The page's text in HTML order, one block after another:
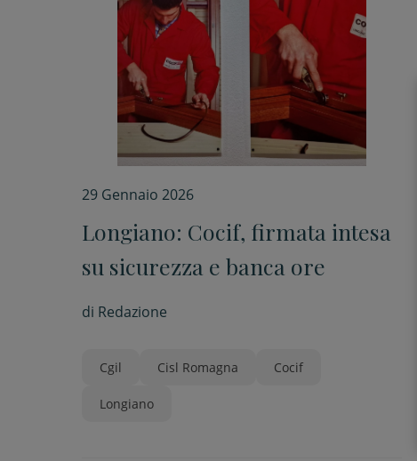
29 Gennaio 2026
Longiano: Cocif, firmata intesa
su sicurezza e banca ore
di Redazione
Cgil Cisl Romagna Cocif
Longiano